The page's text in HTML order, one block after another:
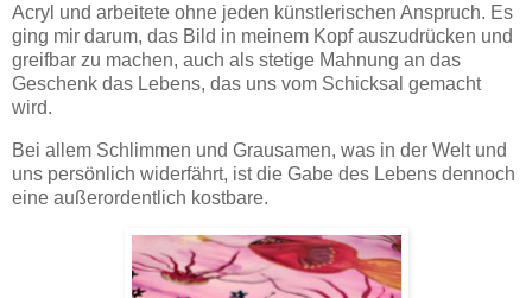
Acryl und arbeitete ohne jeden künstlerischen Anspruch. Es
ging mir darum, das Bild in meinem Kopf auszudrücken und
greifbar zu machen, auch als stetige Mahnung an das
Geschenk das Lebens, das uns vom Schicksal gemacht
wird.
Bei allem Schlimmen und Grausamen, was in der Welt und
uns persönlich widerfährt, ist die Gabe des Lebens dennoch
eine außerordentlich kostbare.